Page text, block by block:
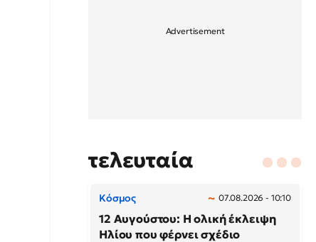
τελευταία
Κόσμος 07.08.2026 - 10:10
12 Αυγούστου: Η ολική έκλειψη
Ηλίου που φέρνει σχέδιο